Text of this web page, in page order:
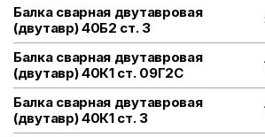
Балка сварная двутавровая
(двутавр) 40Б2 ст. 3
Балка сварная двутавровая
(двутавр) 40К1 ст. 09Г2С
Балка сварная двутавровая
(двутавр) 40К1 ст. 3